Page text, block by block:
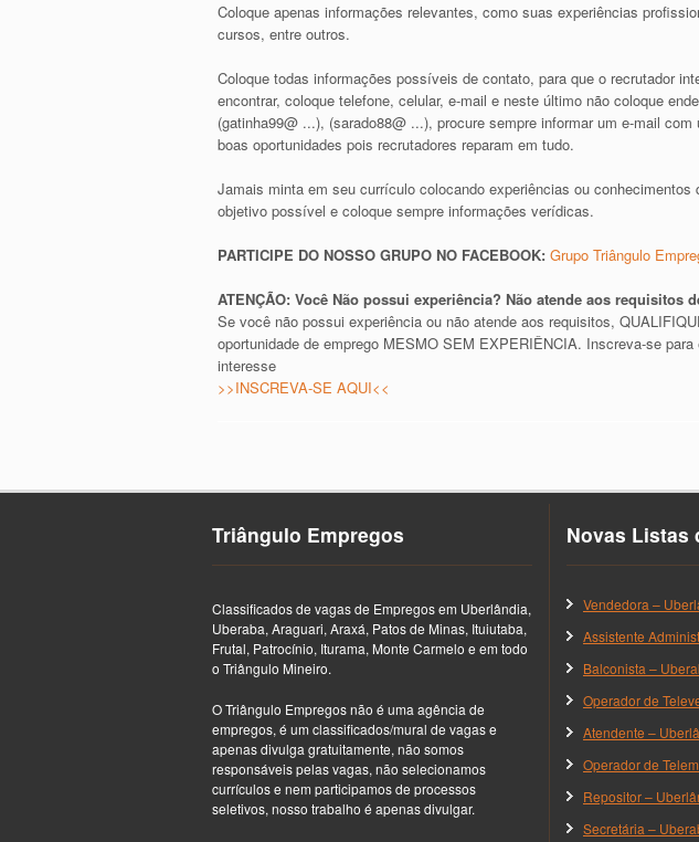
Coloque apenas informações relevantes, como suas experiências
cursos, entre outros.
Coloque todas informações possíveis de contato, para que o recrutador
encontrar, coloque telefone, celular, e-mail e neste último não coloque
(gatinha99@ ...), (sarado88@ ...), procure sempre informar um e-mail
boas oportunidades pois recrutadores reparam em tudo.
Jamais minta em seu currículo colocando experiências ou
objetivo possível e coloque sempre informações verídicas.
PARTICIPE DO NOSSO GRUPO NO FACEBOOK: Grupo Triângulo
ATENÇÃO: Você Não possui experiência? Não atende aos requisitos
Se você não possui experiência ou não atende aos requisitos,
oportunidade de emprego MESMO SEM EXPERIÊNCIA. Inscreva-se
interesse
>>INSCREVA-SE AQUI<<
Triângulo Empregos
Classificados de vagas de Empregos em Uberlândia,
Uberaba, Araguari, Araxá, Patos de Minas, Ituiutaba,
Frutal, Patrocínio, Iturama, Monte Carmelo e em todo
o Triângulo Mineiro.
O Triângulo Empregos não é uma agência de
empregos, é um classificados/mural de vagas e
apenas divulga gratuitamente, não somos
responsáveis pelas vagas, não selecionamos
currículos e nem participamos de processos
seletivos, nosso trabalho é apenas divulgar.
Novas Listas
Vendedora –
Assistente
Balconista –
Operador de
Atendente –
Operador de
Repositor –
Secretária –